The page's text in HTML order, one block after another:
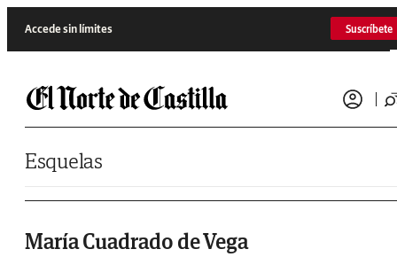
Accede sin límites Suscríbete
Esquelas
María Cuadrado de Vega